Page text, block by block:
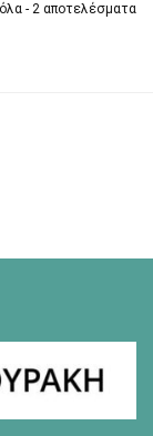
- 2 αποτελέσματα